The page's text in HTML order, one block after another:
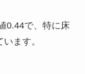
0.44で、特に床
ます。